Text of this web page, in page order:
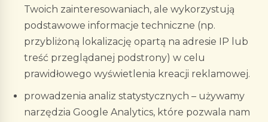
Twoich zainteresowaniach, ale wykorzystują
podstawowe informacje techniczne (np.
przybliżoną lokalizację opartą na adresie IP lub
treść przeglądanej podstrony) w celu
prawidłowego wyświetlenia kreacji reklamowej.
prowadzenia analiz statystycznych – używamy
narzędzia Google Analytics, które pozwala nam